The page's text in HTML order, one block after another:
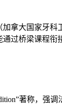
加拿大国家牙
过桥梁课程衔
著称，强